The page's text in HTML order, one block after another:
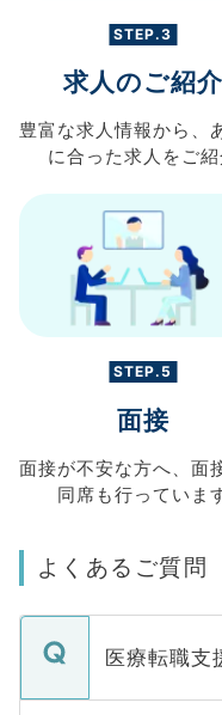
STEP.3
求人のご紹介
豊富な求人情報から、
に合った求人を ご
STEP.5
面接
面接が不安な方へ、 面
同席も行っていま
よくあるご質問
医療転職支